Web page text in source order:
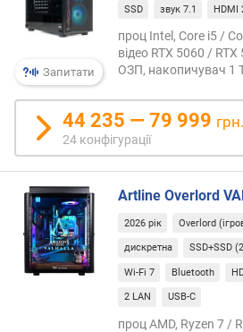
e
(
Г
ц
)
ч
а
т
о
т
а
T
Запитати
SSD звук 7.1 HDMI
проц Intel, Core i5 /
відео RTX 5060 /
ОЗП, накопичувач 1
44 235 — 79 999 грн.
24 конфігурації
Artline Overlord
2026 рік Overlord
дискретна SSD+SSD
Wi-Fi 7 Bluetooth
2 LAN USB-C
проц AMD, Ryzen 7 /